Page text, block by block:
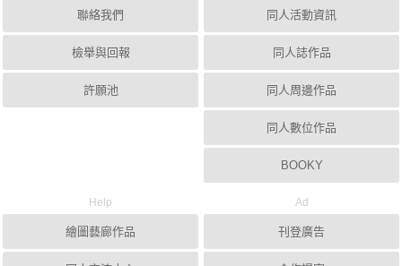
聯絡我們
檢舉與回報
許願池
同人活動資訊
同人誌作品
同人周邊作品
同人數位作品
BOOKY
Help
繪圖藝廊作品
Ad
刊登廣告